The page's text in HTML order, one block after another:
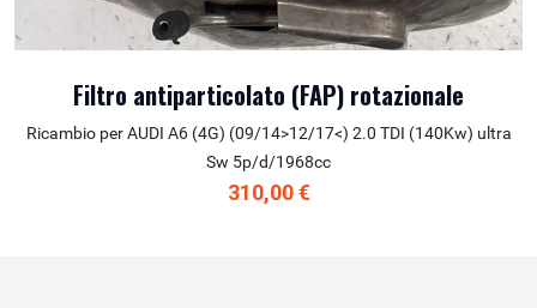
Filtro antiparticolato (FAP) rotazionale
Ricambio per AUDI A6 (4G) (09/14>12/17<) 2.0 TDI (140Kw) ultra
Sw 5p/d/1968cc
310,00 €